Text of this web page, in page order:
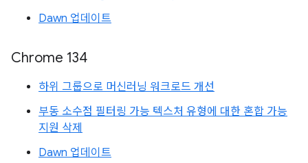
Dawn 업데이트
Chrome 134
하위 그룹으로 머신러닝 워크로드 개선
부동 소수점 필터링 가능 텍스처 유형에 대한 혼합 가능
지원 삭제
Dawn 업데이트